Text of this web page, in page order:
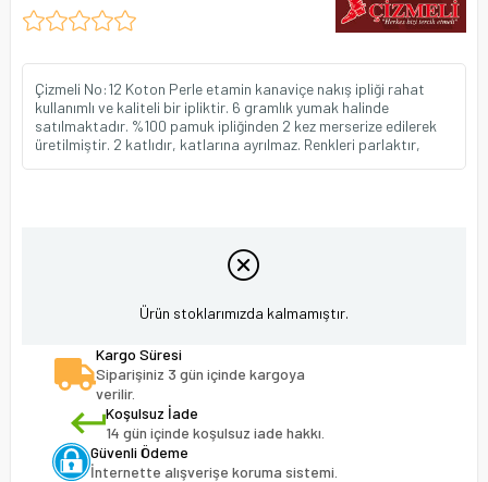
Çizmeli No:12 Koton Perle etamin kanaviçe nakış ipliği rahat
kullanımlı ve kaliteli bir ipliktir. 6 gramlık yumak halinde
satılmaktadır. %100 pamuk ipliğinden 2 kez merserize edilerek
üretilmiştir. 2 katlıdır, katlarına ayrılmaz. Renkleri parlaktır,
Ürün stoklarımızda kalmamıştır.
Kargo Süresi
Siparişiniz 3 gün içinde kargoya
verilir.
Koşulsuz İade
14 gün içinde koşulsuz iade hakkı.
Güvenli Ödeme
İnternette alışverişe koruma sistemi.